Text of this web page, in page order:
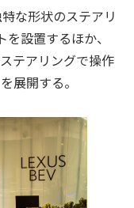
な形状のステアリ
設置するほか、
テアリングで操作
展開する。